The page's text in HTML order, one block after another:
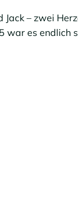
– zwei
war es endlich